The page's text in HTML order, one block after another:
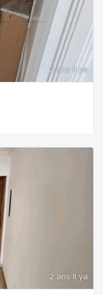
2 ans Il ya
2 ans Il ya